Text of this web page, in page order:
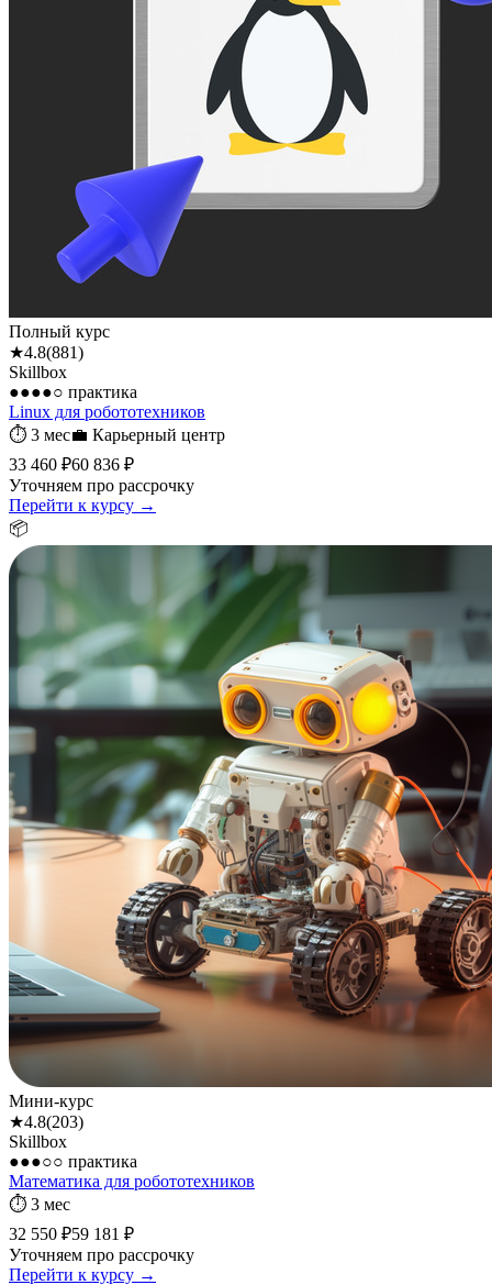
Полный курс
★4.8(881)
Skillbox
●●●●○ практика
Linux для робототехников
⏱ 3 мес💼 Карьерный центр
33 460 ₽60 836 ₽
Уточняем про рассрочку
Перейти к курсу →
📦
Мини-курс
★4.8(203)
Skillbox
●●●○○ практика
Математика для робототехников
⏱ 3 мес
32 550 ₽59 181 ₽
Уточняем про рассрочку
Перейти к курсу →